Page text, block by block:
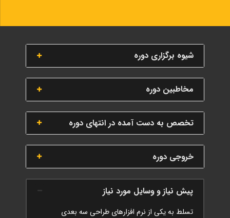
شیوه برگزاری دوره
مخاطبین دوره
تخصص به دست آمده در انتهای دوره
خروجی دوره
پیش نیاز و وسایل مورد نیاز
تسلط به یکی از نرم افزار‌های طراحی سه بعدی